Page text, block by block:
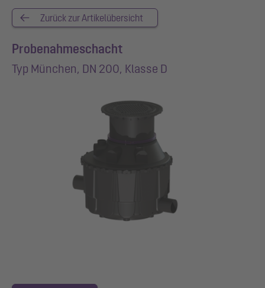
Zurück zur Artikelübersicht
Probenahmeschacht
Typ München, DN 200, Klasse D